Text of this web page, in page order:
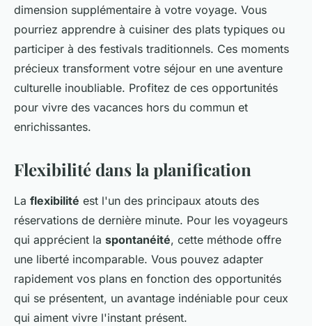
dimension supplémentaire à votre voyage. Vous
pourriez apprendre à cuisiner des plats typiques ou
participer à des festivals traditionnels. Ces moments
précieux transforment votre séjour en une aventure
culturelle inoubliable. Profitez de ces opportunités
pour vivre des vacances hors du commun et
enrichissantes.
Flexibilité dans la planification
La flexibilité est l'un des principaux atouts des
réservations de dernière minute. Pour les voyageurs
qui apprécient la spontanéité, cette méthode offre
une liberté incomparable. Vous pouvez adapter
rapidement vos plans en fonction des opportunités
qui se présentent, un avantage indéniable pour ceux
qui aiment vivre l'instant présent.